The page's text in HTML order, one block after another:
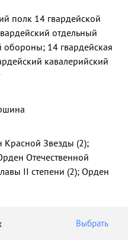
полк 14 гвардейской
отдельный
14 гвардейская
кавалерийский
Красной Звезды (2);
Отечественной
II степени (2); Орден
Выбрать